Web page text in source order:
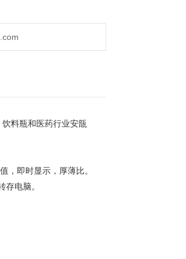
料瓶和医药行业安瓿
，即时显示，厚薄比。
电脑。